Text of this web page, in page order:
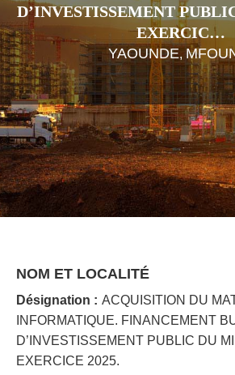
D’INVESTISSEMENT
EXERCIC…
YAOUNDE,
NOM ET LOCALITÉ
Désignation : ACQUISITION DU
INFORMATIQUE. FINANCEMENT
D’INVESTISSEMENT PUBLIC DU
EXERCICE 2025.